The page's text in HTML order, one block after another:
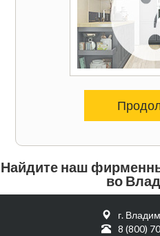
Найдите наш
во
г.
8 (800)